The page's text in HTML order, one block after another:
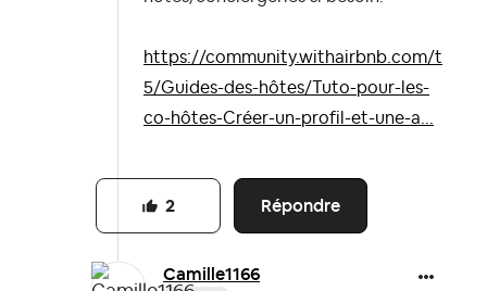
https://community.withairbnb.com/t
5/Guides-des-hôtes/Tuto-pour-les-
co-hôtes-Créer-un-profil-et-une-a...
Répondre
2
Camille1166